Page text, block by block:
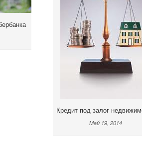
Кредит под залог
Май 19, 2014